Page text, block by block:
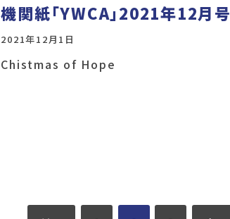
機関紙「YWCA」2021年12月号
2021年12月1日
Chistmas of Hope